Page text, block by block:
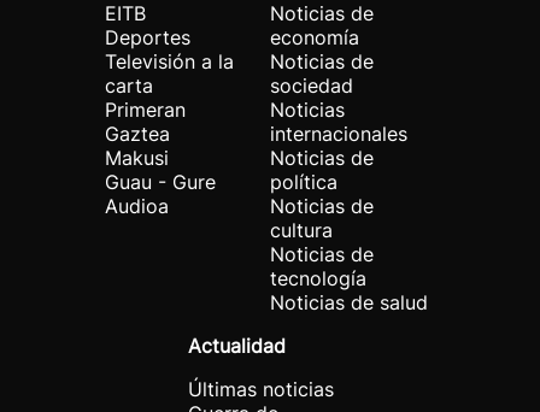
EITB
Deportes
Televisión a la
carta
Primeran
Gaztea
Makusi
Guau - Gure
Audioa
Noticias de
economía
Noticias de
sociedad
Noticias
internacionales
Noticias de
política
Noticias de
cultura
Noticias de
tecnología
Noticias de salud
Actualidad
Últimas noticias